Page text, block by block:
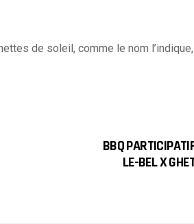
de soleil, comme le nom
BBQ
LE-BEL X